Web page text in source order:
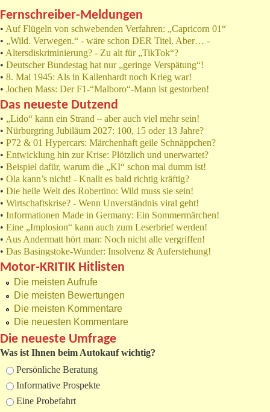
Fernschreiber-Meldungen
• Auf Flügeln von schwebenden Verfahren: „Capricorn 01“
• „Wild. Verwegen.“ - wäre schon DER Titel. Aber… -
• Altersdiskriminierung? - Zu alt für „TikTok“?
• Deutscher Bundestag hat nur „geringe Verspätung“!
• 8. Mai 1945: Als in Kallenhardt noch Krieg war!
• Jochen Mass: Der F1-“Malboro“-Mann ist gestorben!
Das neueste Dutzend
• „Lido“ kann ein Strand – aber auch viel mehr sein!
• Nürburgring Jubiläum 2027: 100, 15 oder 13 Jahre?
• P72 & 01 Hypercars: Märchenhaft geile Schnäppchen?
• Entwicklung hin zur Krise: Plötzlich und unerwartet?
• Beispiel dafür, warum die „KI“ schon mal dumm ist!
• Ola kann’s nicht! - Knallt es bald richtig kräftig?
• Die heile Welt des Robertino: Wild muss sie sein!
• Wirtschaftskrise? - Wenn Unverständnis viral geht!
• Informationen Made in Germany: Ein Sommermärchen!
• Eine „Implosion“ kann auch zum Leserbrief werden!
• Aus Andermatt hört man: Noch nicht alle vergriffen!
• Das Basingstoke-Wunder: Insolvenz & Auferstehung!
Motor-KRITIK Hitlisten
Die meisten Aufrufe
Die meisten Bewertungen
Die meisten Kommentare
Die neuesten Kommentare
Die neueste Umfrage
Was ist Ihnen beim Autokauf wichtig?
Auswahlmöglichkeiten
Persönliche Beratung
Informative Prospekte
Eine Probefahrt